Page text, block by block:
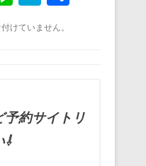
e
e
けていません。
予約サイトリ
⇩